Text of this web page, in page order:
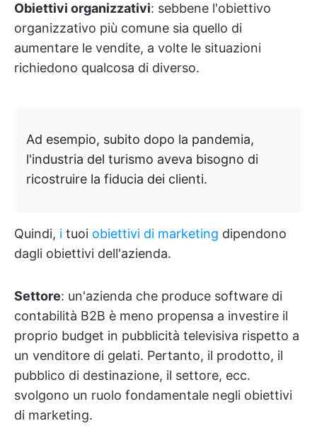
Obiettivi organizzativi: sebbene l'obiettivo
organizzativo più comune sia quello di
aumentare le vendite, a volte le situazioni
richiedono qualcosa di diverso.
Ad esempio, subito dopo la pandemia,
l'industria del turismo aveva bisogno di
ricostruire la fiducia dei clienti.
Quindi, i tuoi obiettivi di marketing dipendono
dagli obiettivi dell'azienda.
Settore: un'azienda che produce software di
contabilità B2B è meno propensa a investire il
proprio budget in pubblicità televisiva rispetto a
un venditore di gelati. Pertanto, il prodotto, il
pubblico di destinazione, il settore, ecc.
svolgono un ruolo fondamentale negli obiettivi
di marketing.